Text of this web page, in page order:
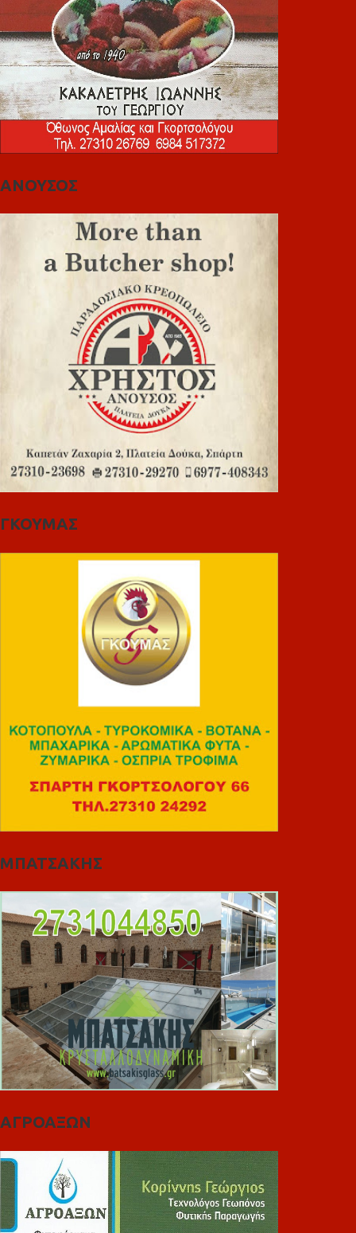
ΑΝΟΥΣΟΣ
ΓΚΟΥΜΑΣ
ΜΠΑΤΣΑΚΗΣ
ΑΓΡΟΑΞΩΝ